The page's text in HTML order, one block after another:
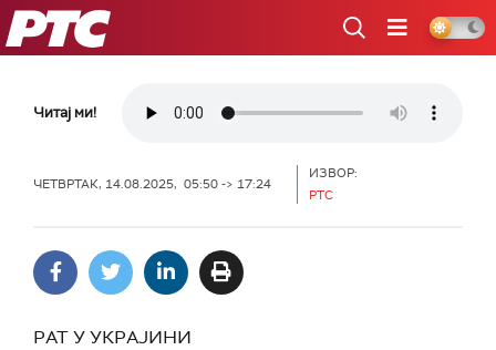
РТС
Читај ми!
ЧЕТВРТАК, 14.08.2025, 05:50 -> 17:24
ИЗВОР:
РТС
РАТ У УКРАЈИНИ